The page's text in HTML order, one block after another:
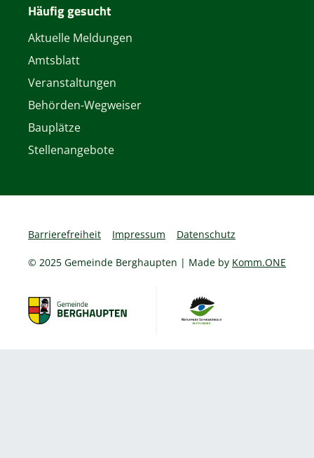
Häufig gesucht
Aktuelle Meldungen
Amtsblatt
Veranstaltungen
Behörden-Wegweiser
Bauplätze
Stellenangebote
Barrierefreiheit Impressum Datenschutz
© 2025 Gemeinde Berghaupten | Made by Komm.ONE